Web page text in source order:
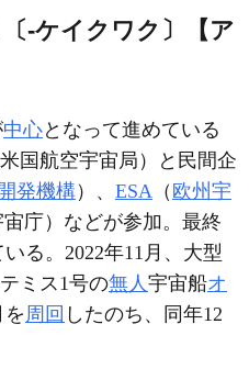
‐ケイクワク〕【ア
中心となって進めている
米国航空宇宙局）と民間企
発機構）、 ESA （ 欧州宇
宙庁）などが参加。最終
る。2022年11月、大型
ミス1号の無人宇宙船オ
周回 したのち、同年12